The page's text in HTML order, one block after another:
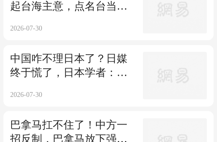
起台海主意，点名台当局
2026-07-30
中国咋不理日本了？日媒
终于慌了，日本学者：日
2026-07-30
巴拿马扛不住了！中方一
招反制，巴拿马放下强硬